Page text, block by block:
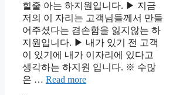
힐줄 아는 하지원입니다. ▶ 지금
저의 이 자리는 고객님들께서 만들
어주셨다는 겸손함을 잃지않는 하
지원입니다. ▶ 내가 있기 전 고객
이 있기에 내가 이자리에 있다고
생각하는 하지원 입니다. ※ 수많
은 … Read more